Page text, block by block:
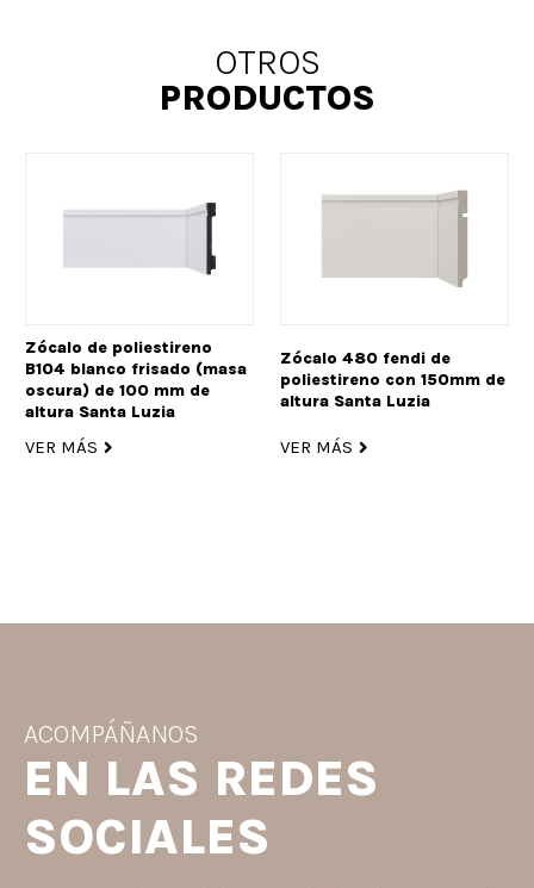
OTROS
PRODUCTOS
Zócalo de poliestireno
B104 blanco frisado (masa
oscura) de 100 mm de
altura Santa Luzia
VER MÁS
Zócalo 480 fendi de
poliestireno con 150mm de
altura Santa Luzia
VER MÁS
ACOMPÁÑANOS
EN LAS REDES
SOCIALES